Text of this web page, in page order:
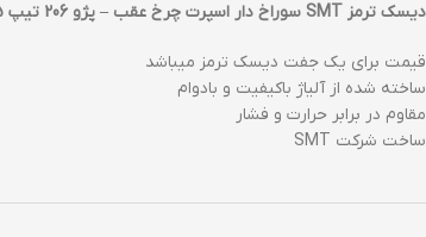
دیسک ترمز SMT سوراخ دار اسپرت چرخ عقب – پژو 206 تیپ 5
قیمت برای یک جفت دیسک ترمز میباشد
ساخته شده از آلیاژ باکیفیت و بادوام
مقاوم در برابر حرارت و فشار
ساخت شرکت SMT